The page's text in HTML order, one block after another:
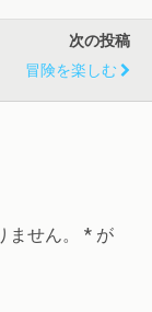
次の投稿
冒険を楽しむ
せん。 * が